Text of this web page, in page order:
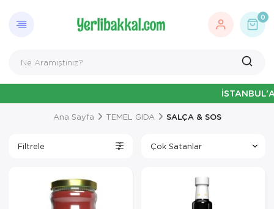
0
İSTANBUL'A ÖZEL
Ana Sayfa TEMEL GIDA SALÇA & SOS
Filtrele